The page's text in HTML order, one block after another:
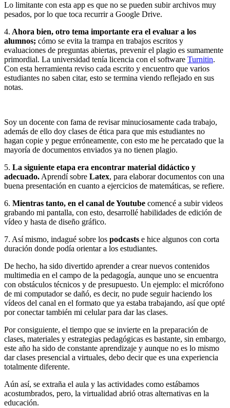
Lo limitante con esta app es que no se pueden subir archivos muy
pesados, por lo que toca recurrir a Google Drive.
4. Ahora bien, otro tema importante era el evaluar a los
alumnos; cómo se evita la trampa en trabajos escritos y
evaluaciones de preguntas abiertas, prevenir el plagio es sumamente
primordial. La universidad tenía licencia con el software Turnitin.
Con esta herramienta reviso cada escrito y encuentro que varios
estudiantes no saben citar, esto se termina viendo reflejado en sus
notas.
Soy un docente con fama de revisar minuciosamente cada trabajo,
además de ello doy clases de ética para que mis estudiantes no
hagan copie y pegue erróneamente, con esto me he percatado que la
mayoría de documentos enviados ya no tienen plagio.
5. La siguiente etapa era encontrar material didáctico y
adecuado. Aprendí sobre Latex, para elaborar documentos con una
buena presentación en cuanto a ejercicios de matemáticas, se refiere.
6. Mientras tanto, en el canal de Youtube comencé a subir videos
grabando mi pantalla, con esto, desarrollé habilidades de edición de
vídeo y hasta de diseño gráfico.
7. Así mismo, indagué sobre los podcasts e hice algunos con corta
duración donde podía orientar a los estudiantes.
De hecho, ha sido divertido aprender a crear nuevos contenidos
multimedia en el campo de la pedagogía, aunque uno se encuentra
con obstáculos técnicos y de presupuesto. Un ejemplo: el micrófono
de mi computador se dañó, es decir, no pude seguir haciendo los
vídeos del canal en el formato que ya estaba trabajando, así que opté
por conectar también mi celular para dar las clases.
Por consiguiente, el tiempo que se invierte en la preparación de
clases, materiales y estrategias pedagógicas es bastante, sin embargo,
este año ha sido de constante aprendizaje y aunque no es lo mismo
dar clases presencial a virtuales, debo decir que es una experiencia
totalmente diferente.
Aún así, se extraña el aula y las actividades como estábamos
acostumbrados, pero, la virtualidad abrió otras alternativas en la
educación.